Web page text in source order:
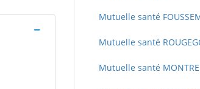
Mutuelle santé
Mutuelle santé
Mutuelle santé